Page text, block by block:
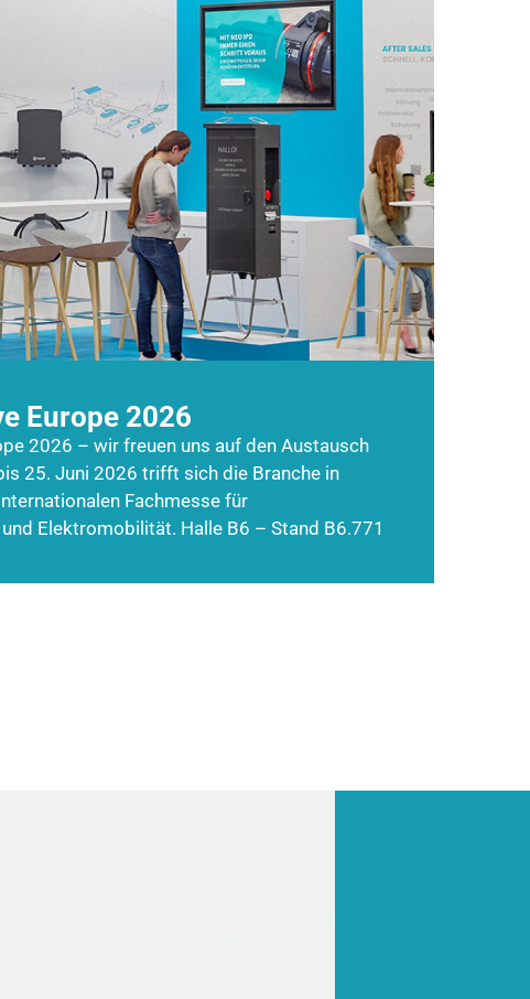
Europe 2026
2026 – wir freuen uns auf den Austausch
25. Juni 2026 trifft sich die Branche in
Fachmesse für
Elektromobilität. Halle B6 – Stand B6.771